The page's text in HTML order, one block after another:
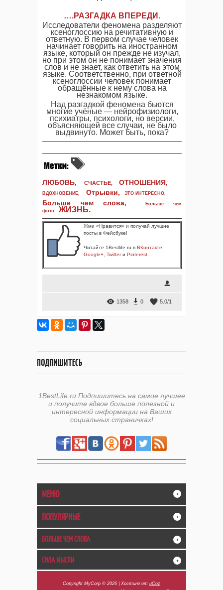
….РАЗГАДКА ВПЕРЕДИ .
Исследователи феномена разделяют
ксеноглоссию на речитативную и
ответную. В первом случае человек
начинает говорить на иностранном
языке, который он прежде не изучал,
но при этом он не понимает значения
слов и не знает, как ответить на этом
языке. Соответственно, при ответной
ксеноглоссии человек понимает
обращённые к нему слова на
незнакомом языке.
Над разгадкой феномена бьются
многие учёные — нейрофизиологи,
психиатры, психологи, но версии,
объясняющей все случаи, не было
выдвинуто. Может быть, пока?
ЛЮБОВЬ, СЧАСТЬЕ, ОТНОШЕНИЯ,
ВДОХНОВЕНИЕ, Отрывки, ЭТО ИНТЕРЕСНО,
Больше чем слова,
Больше чем
фото, ЖИЗНЬ.
Жми «Нравится» и получай лучшие
посты в Фейсбуке!
Читайте 1Bestlife.ru в ВКонтакте
Google+ Twitterи Pinterest
1358 0 5.0/1
ПОДПИШИТЕСЬ
1BestLife.ru Подпишитесь на самое лучшее
и получите вдвое больше полезной и
интересной информации на Ваших
социальных страничках!
МЕНЮ +
ПОПУЛЯРНЫЕ +
БОЛЬШЕ ЧЕМ СЛОВА +
СИЛА МЫСЛИ +
Copyright MyCorp © 2026 Хостинг от uCoz